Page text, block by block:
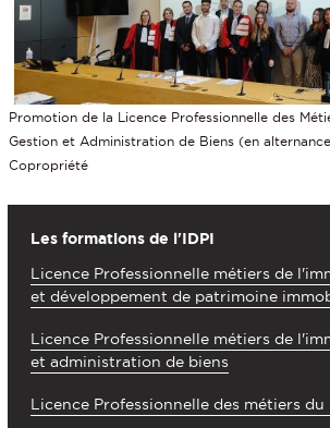
Promotion de la Licence Professionnelle des
Gestion et Administration de Biens (en
Copropriété
Les formations de l'IDPI
Licence Professionnelle métiers de
et développement de patrimoine
Licence Professionnelle métiers de
et administration de biens
Licence Professionnelle des métiers